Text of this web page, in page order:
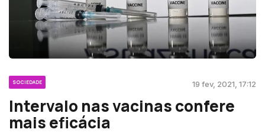
SOCIEDADE 19 fev, 2021, 17:12
Intervalo nas vacinas confere
mais eficácia